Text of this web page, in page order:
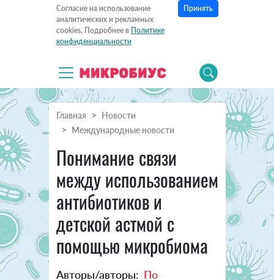
Согласие на использование
аналитических и рекламных
cookies. Подробнее в Политике
конфиденциальности
Принять
Главная
Новости
Международные новости
Понимание связи
между использованием
антибиотиков и
детской астмой с
помощью микробиома
Авторы/авторы: По